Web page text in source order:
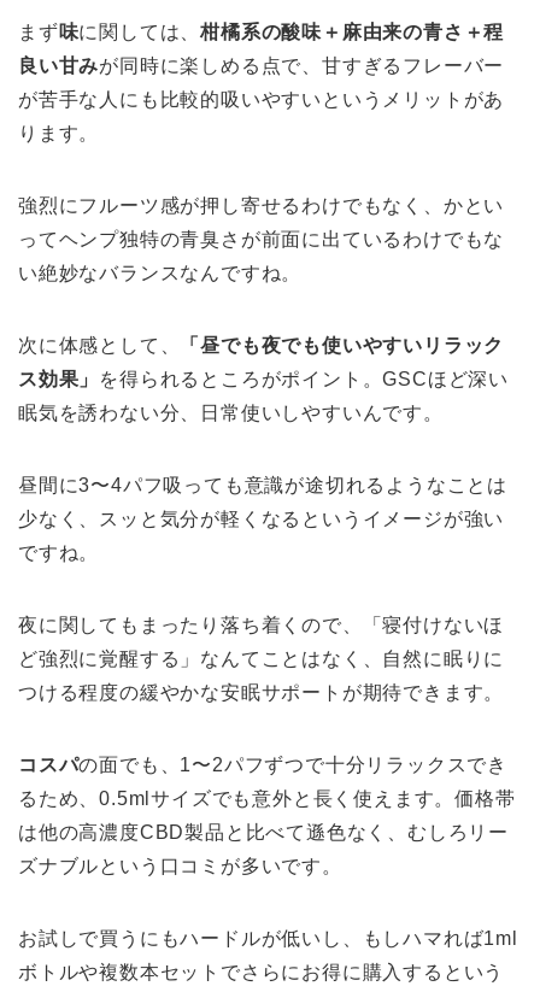
まず味に関しては、柑橘系の酸味＋麻由来の青さ＋程
良い甘みが同時に楽しめる点で、甘すぎるフレーバー
が苦手な人にも比較的吸いやすいというメリットがあ
ります。
強烈にフルーツ感が押し寄せるわけでもなく、かとい
ってヘンプ独特の青臭さが前面に出ているわけでもな
い絶妙なバランスなんですね。
次に体感として、
「昼でも夜でも使いやすいリラック
ス効果」
を得られるところがポイント。GSCほど深い
眠気を誘わない分、日常使いしやすいんです。
昼間に3〜4パフ吸っても意識が途切れるようなことは
少なく、スッと気分が軽くなるというイメージが強い
ですね。
夜に関してもまったり落ち着くので、「寝付けないほ
ど強烈に覚醒する」なんてことはなく、自然に眠りに
つける程度の緩やかな安眠サポートが期待できます。
コスパの面でも、1〜2パフずつで十分リラックスでき
るため、0.5mlサイズでも意外と長く使えます。価格帯
は他の高濃度CBD製品と比べて遜色なく、むしろリー
ズナブルという口コミが多いです。
お試しで買うにもハードルが低いし、もしハマれば1ml
ボトルや複数本セットでさらにお得に購入するという